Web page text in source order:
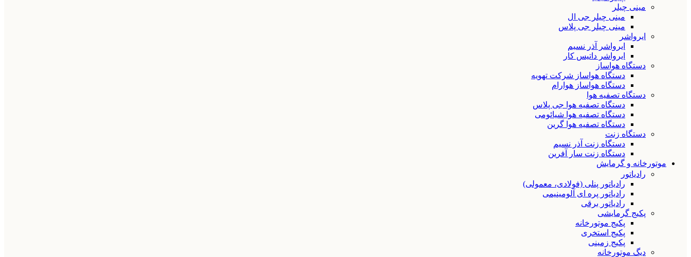
مینی چیلر
مینی چیلر جی ال
مینی چیلر جی پلاس
ایرواشر
ایرواشر آذر نسیم
ایرواشر داتیس کار
دستگاه هواساز
دستگاه هواساز شرکت تهویه
دستگاه هواساز هوارام
دستگاه تصفیه هوا
دستگاه تصفیه هوا جی پلاس
دستگاه تصفیه هوا شیائومی
دستگاه تصفیه هوا گرین
دستگاه زنت
دستگاه زنت آذر نسیم
دستگاه زنت سار آفرین
موتورخانه و گرمایش
رادیاتور
رادیاتور پنلی (فولادی، معمولی)
رادیاتور پره ای آلومینیمی
رادیاتور برقی
پکیج گرمایشی
پکیج موتورخانه
پکیج استخری
پکیج زمینی
دیگ موتورخانه